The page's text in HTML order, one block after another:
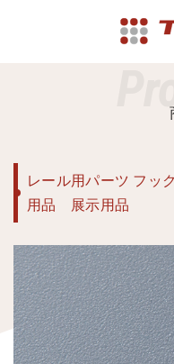
レール用パーツ フッ
用品 展示用品